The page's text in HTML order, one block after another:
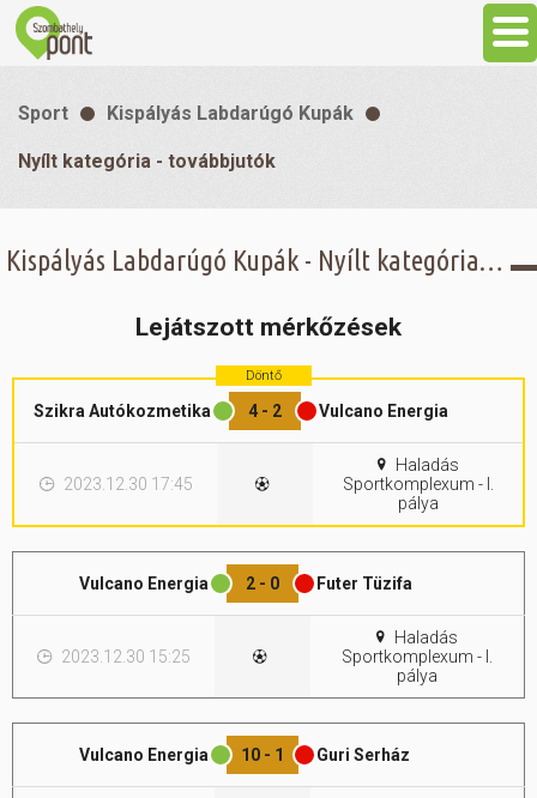
Programok
Szállás
Sport
Szabadidő
Hasznos
Sport Kispályás Labdarúgó Kupák
Nyílt kategória - továbbjutók
Kispályás Labdarúgó Kupák - Nyílt kategória - továbbjutók -
Lejátszott mérkőzések
Szikra Autókozmetika
Döntő
4 - 2 Vulcano Energia
2023.12.30 17:45
Haladás
Sportkomplexum - I.
pálya
Vulcano Energia 2 - 0 Futer Tüzifa
2023.12.30 15:25
Haladás
Sportkomplexum - I.
pálya
Vulcano Energia 10 - 1 Guri Serház